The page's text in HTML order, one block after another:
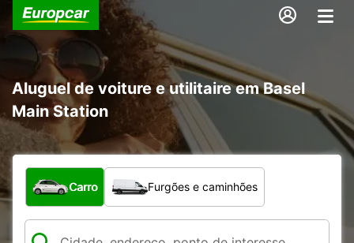
Aluguel de voiture e utilitaire em Basel
Main Station
Qual tipo de veículo?
Carro Furgões e caminhões